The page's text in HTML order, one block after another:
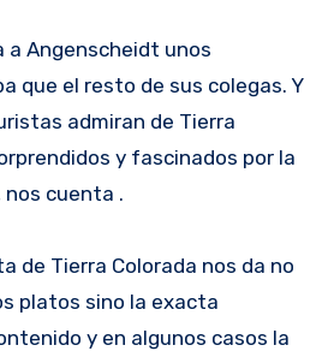
a Angenscheidt unos
que el resto de sus colegas. Y
admiran de Tierra
y fascinados por la
nos cuenta .
de Tierra Colorada nos da no
platos sino la exacta
y en algunos casos la